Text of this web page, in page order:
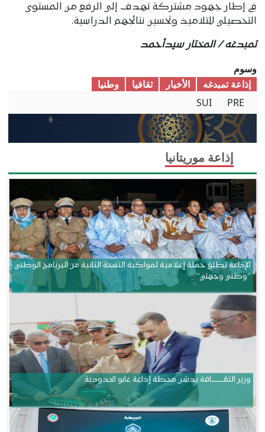
في إطار جهود مشتركة تهدف إلى الرفع من المستوى
التحصيلي للتلاميذ وتحسين نتائجهم الدراسية.
تمبدغه / المختار سيدأحمد
وسوم
إذاعة تمبدغه
الأخبار ثقافیا
وطنیا
PRE
SUI
إذاعة موريتانيا
الإذاعة تطلق حملة إعلامية لمواكبة النسخة الثانية من البرنامج الوطني
“وطني وجهتي”
وزير الثقــــــــــافة يدشن محطة إذاعة غابو الحدودية